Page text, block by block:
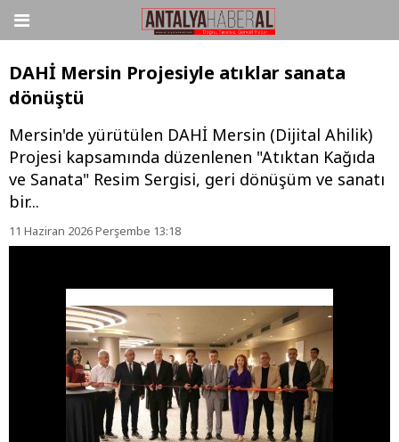
DAHİ Mersin Projesiyle atıklar sanata
dönüştü
Mersin'de yürütülen DAHİ Mersin (Dijital Ahilik)
Projesi kapsamında düzenlenen "Atıktan Kağıda
ve Sanata" Resim Sergisi, geri dönüşüm ve sanatı
bir...
11 Haziran 2026 Perşembe 13:18